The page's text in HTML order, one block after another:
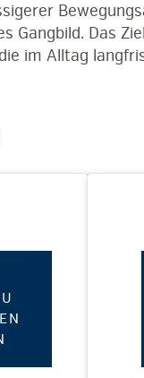
Gangbild. Das
im Alltag